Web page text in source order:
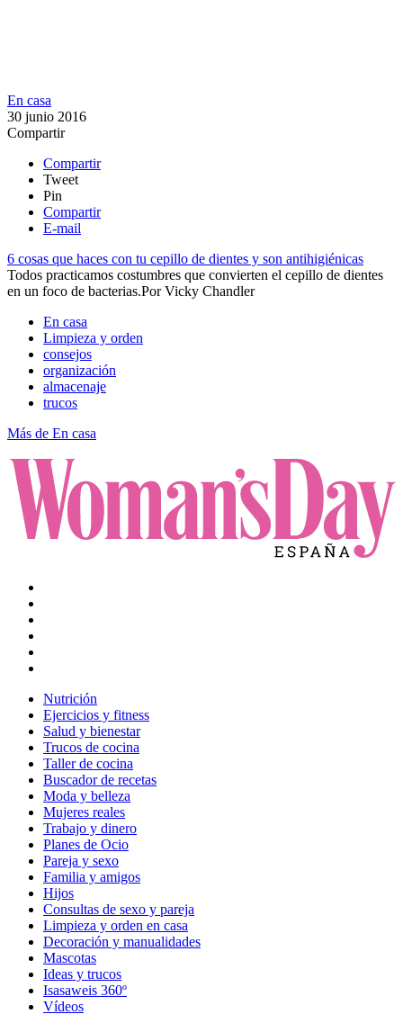
En casa
30 junio 2016
Compartir
Compartir
Tweet
Pin
Compartir
E-mail
6 cosas que haces con tu cepillo de dientes y son antihigiénicas
Todos practicamos costumbres que convierten el cepillo de dientes
en un foco de bacterias.​​PorVicky Chandler
En casa
Limpieza y orden
consejos
organización
almacenaje
trucos
Más de En casa
Nutrición
Ejercicios y fitness
Salud y bienestar
Trucos de cocina
Taller de cocina
Buscador de recetas
Moda y belleza
Mujeres reales
Trabajo y dinero
Planes de Ocio
Pareja y sexo
Familia y amigos
Hijos
Consultas de sexo y pareja
Limpieza y orden en casa
Decoración y manualidades
Mascotas
Ideas y trucos
Isasaweis 360º
Vídeos